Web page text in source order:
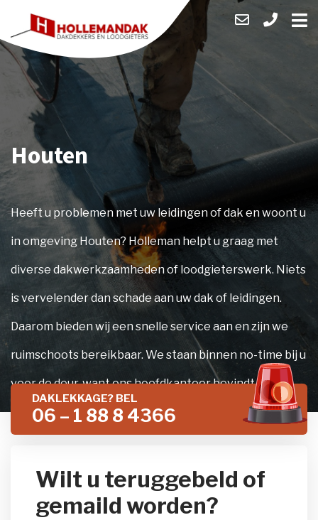
Houten
Heeft u problemen met uw leidingen of dak en woont u
in omgeving Houten? Holleman helpt u graag met
diverse dakwerkzaamheden of loodgieterswerk. Niets
is vervelender dan schade aan uw dak of leidingen.
Daarom bieden wij een snelle service aan en zijn we
ruimschoots bereikbaar. We staan binnen no-time bij u
voor de deur, want ons hoofdkantoor bevindt zich in
Utrecht. Als u doordeweeks geen tijd heeft om open te
langs te komen. Lees op deze pagina meer over onze
verschillende diensten of bel direct naar 030 - 320
DAKLEKKAGE? BEL
06 – 1 88 8 4366
Wilt u teruggebeld of
gemaild worden?